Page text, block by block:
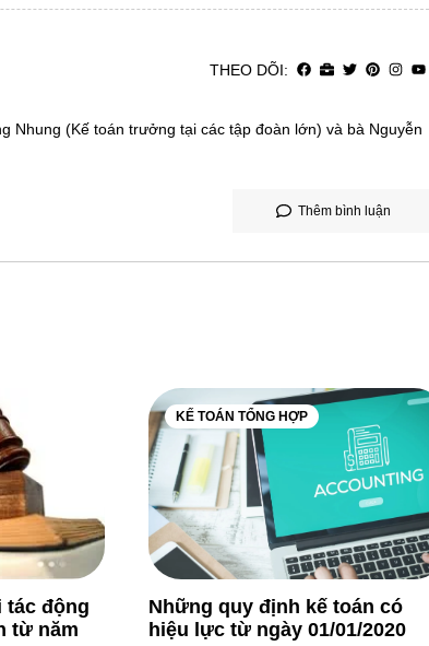
THEO DÕI:
Nhung (Kế toán trưởng tại các tập đoàn lớn) và bà Nguyễn
Thêm bình luận
tác động
từ năm
KẾ TOÁN TỔNG HỢP
Những quy định kế toán có
hiệu lực từ ngày 01/01/2020